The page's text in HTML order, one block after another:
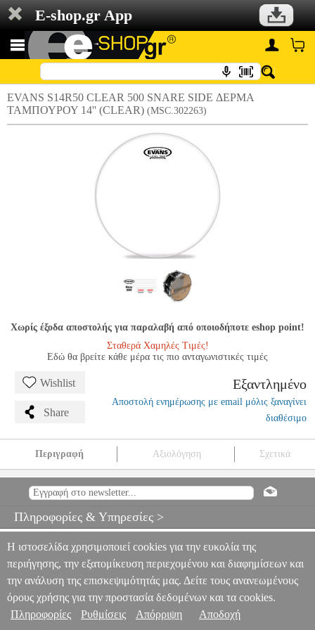
E-shop.gr App
EVANS S14R50 CLEAR 500 SNARE SIDE ΔΕΡΜΑ
ΤΑΜΠΟΥΡΟΥ 14'' (CLEAR) (MSC.302263)
Χωρίς έξοδα αποστολής για παραλαβή από οποιοδήποτε eshop point!
Σταθερά Χαμηλές Τιμές!
Εδώ θα βρείτε κάθε μέρα τις πιο ανταγωνιστικές τιμές
Wishlist
Share
Εξαντλημένο
Αποστολή ενημέρωσης με email μόλις ξαναγίνει
διαθέσιμο
Περιγραφή Αξιολόγηση Σχετικά
ΤΑΜΠΟΥΡΟΥ 14'' (CLEAR)
MSC.302263 EVANS
SNARE SIDE ΔΕΡΜΑ ΤΑΜΠΟΥΡΟΥ 14'' (CLEAR)
0
Πληροφορίες & Υπηρεσίες >
Η ιστοσελίδα χρησιμοποιεί cookies για την ευκολία της
περιήγησης, την εξατομίκευση περιεχομένου και διαφημίσεων και
την ανάλυση της επισκεψιμότητάς μας. Δείτε τους ανανεωμένους
όρους χρήσης για την προστασία δεδομένων και τα cookies.
Πληροφορίες
Ρυθμίσεις Απόρριψη Αποδοχή